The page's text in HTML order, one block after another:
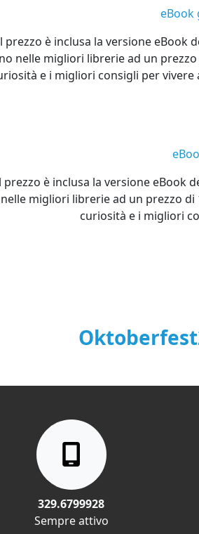
eBook
prezzo è inclusa la versione eBook
nelle migliori librerie ad un
e i migliori consigli per vivere
prezzo è inclusa la versione eBook
nelle migliori librerie ad un prezzo di
curiosità e i migliori
329.6799928
Sempre attivo